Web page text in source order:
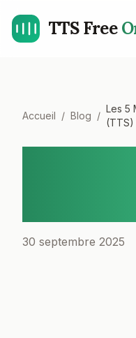
TTS Free
Accueil / Blog /
Les 5
(TTS)
30 septembre 2025